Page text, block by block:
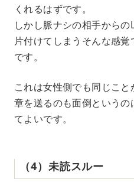
くれるはずです。
しかし脈ナシの相手から
片付けてしまうそんな感
です。
これは女性側でも同じこ
章を送るのも面倒という
てよいです。
（4）未読スルー